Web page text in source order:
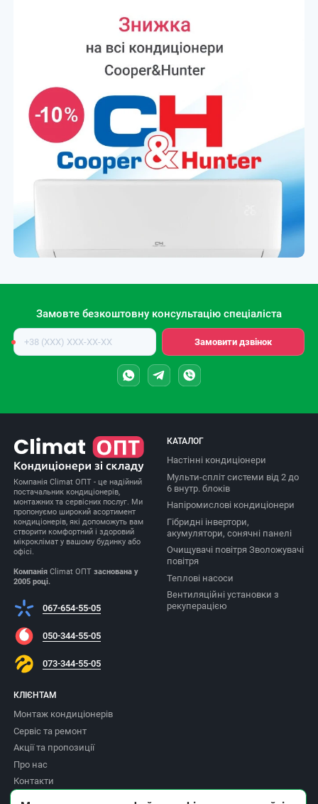
Замовте безкоштовну консультацію спеціаліста
Номер
телефону
Замовити дзвінок
Компанія Climat ОПТ - це надійний
постачальник кондиціонерів,
монтажних та сервісних послуг. Ми
пропонуємо широкий асортимент
кондиціонерів, які допоможуть вам
створити комфортний і здоровий
мікроклімат у вашому будинку або
офісі.
Компанія Climat ОПТзаснована у
2005 році.
067-654-55-05
050-344-55-05
073-344-55-05
КАТАЛОГ
Настінні кондиціонери
Мульти-спліт системи від 2 до
6 внутр. блоків
Напіромислові кондиціонери
Гібридні інвертори,
акумулятори, сонячні панелі
Очищувачі повітря Зволожувачі
повітря
Теплові насоси
Вентиляційні установки з
рекуперацією
КЛІЄНТАМ
Монтаж кондиціонерів
Сервіс та ремонт
Акції та пропозиції
Про нас
Контакти